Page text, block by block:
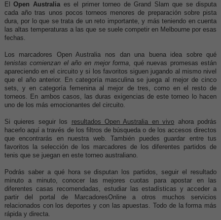
ElOpen Australia es el primer torneo de Grand Slam que se disputa
cada año tras unos pocos torneos menores de preparación sobre pista
dura, por lo que se trata de un reto importante, y más teniendo en cuenta
las altas temperaturas a las que se suele competir en Melbourne por esas
fechas.
Los marcadores Open Australia nos dan una buena idea sobre qué
tenistas comienzan el año en mejor forma, qué nuevas promesas están
apareciendo en el circuito y si los favoritos siguen jugando al mismo nivel
que el año anterior. En categoría masculina se juega al mejor de cinco
sets, y en categoría femenina al mejor de tres, como en el resto de
torneos. En ambos casos, las duras exigencias de este torneo lo hacen
uno de los más emocionantes del circuito.
Si quieres seguir los resultados Open Australia en vivo ahora podrás
hacerlo aquí a través de los filtros de búsqueda o de los accesos directos
que encontrarás en nuestra web. También puedes guardar entre tus
favoritos la selección de los marcadores de los diferentes partidos de
tenis que se juegan en este torneo australiano.
Podrás saber a qué hora se disputan los partidos, seguir el resultado
minuto a minuto, conocer las mejores cuotas para apostar en las
diferentes casas recomendadas, estudiar las estadísticas y acceder a
partir del portal de MarcadoresOnline a otros muchos servicios
relacionados con los deportes y con las apuestas. Todo de la forma más
rápida y directa.